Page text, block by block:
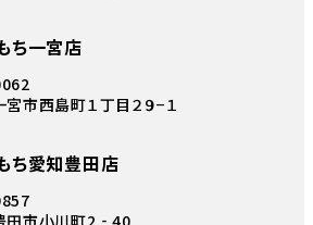
ち一宮店
市西島町１丁目２９−１
ち愛知豊田店